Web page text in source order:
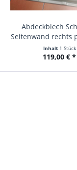
Abdeckblech
Seitenwand rechts
Inhalt 1 Stück
119,00 € *